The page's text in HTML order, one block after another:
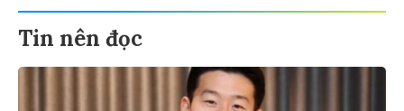
Tin nên đọc